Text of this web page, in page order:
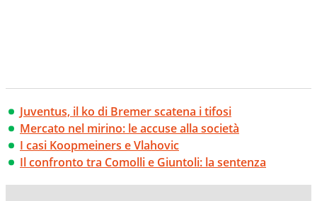
Juventus, il ko di Bremer scatena i tifosi
Mercato nel mirino: le accuse alla società
I casi Koopmeiners e Vlahovic
Il confronto tra Comolli e Giuntoli: la sentenza